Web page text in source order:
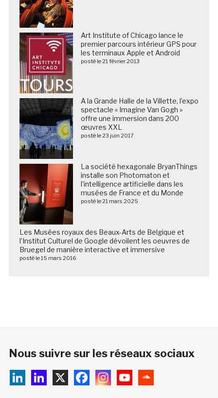
Art Institute of Chicago lance le
premier parcours intérieur GPS pour
les terminaux Apple et Android
posté le 21 février 2013
A la Grande Halle de la Villette, l’expo
spectacle « Imagine Van Gogh »
offre une immersion dans 200
œuvres XXL
posté le 23 juin 2017
La société hexagonale BryanThings
installe son Photomaton et
l’intelligence artificielle dans les
musées de France et du Monde
posté le 21 mars 2025
Les Musées royaux des Beaux-Arts de Belgique et
l’Institut Culturel de Google dévoilent les oeuvres de
Bruegel de manière interactive et immersive
posté le 15 mars 2016
Nous suivre sur les réseaux sociaux